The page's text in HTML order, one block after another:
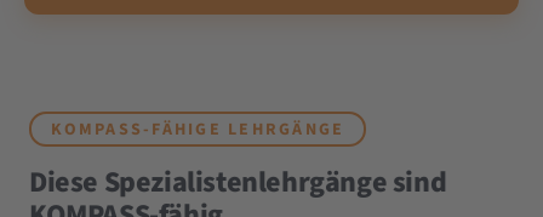
KOMPASS-FÄHIGE LEHRGÄNGE
Diese Spezialistenlehrgänge sind